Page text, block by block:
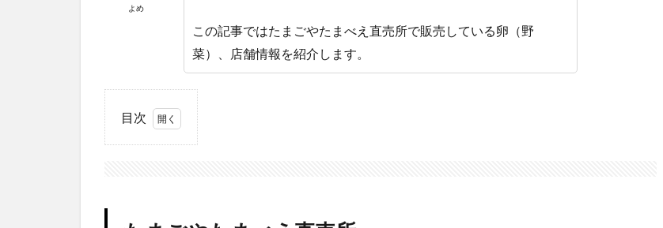
よめ
この記事ではたまごやたまべえ直売所で販売している卵（野
菜）、店舗情報を紹介します。
目次
た